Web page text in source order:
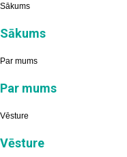
Sākums
Sākums
Par mums
Par mums
Vēsture
Vēsture